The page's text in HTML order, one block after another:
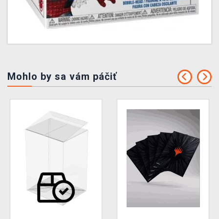
Mohlo by sa vám páčiť